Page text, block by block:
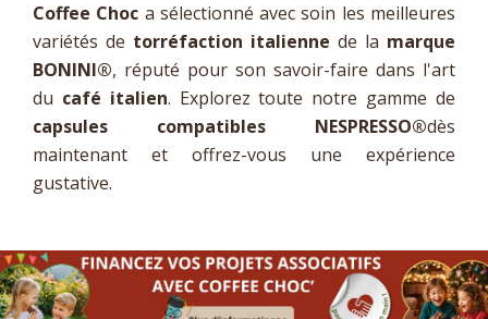
Coffee Choc a sélectionné avec soin les meilleures
variétés de torréfaction italienne de la marque
BONINI®, réputé pour son savoir-faire dans l'art
du café italien. Explorez toute notre gamme de
capsules compatibles NESPRESSO®dès
maintenant et offrez-vous une expérience
gustative.